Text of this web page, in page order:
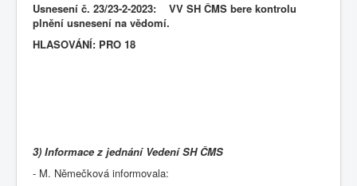
Usnesení č. 23/23-2-2023: VV SH ČMS bere kontrolu
plnění usnesení na vědomí.
HLASOVÁNÍ: PRO 18
3) Informace z jednání Vedení SH ČMS
- M. Němečková informovala: